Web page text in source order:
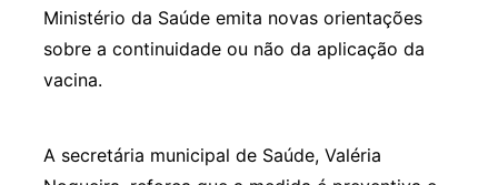
Ministério da Saúde emita novas orientações
sobre a continuidade ou não da aplicação da
vacina.
A secretária municipal de Saúde, Valéria